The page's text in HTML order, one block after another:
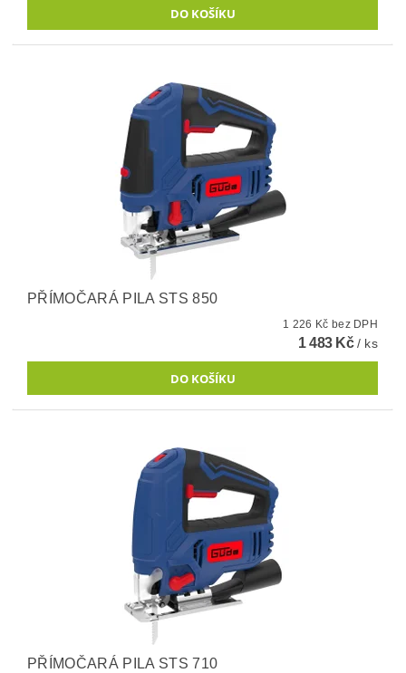
PŘÍMOČARÁ PILA STS 850
1 226 Kč bez DPH
1 483 Kč/ ks
PŘÍMOČARÁ PILA STS 710